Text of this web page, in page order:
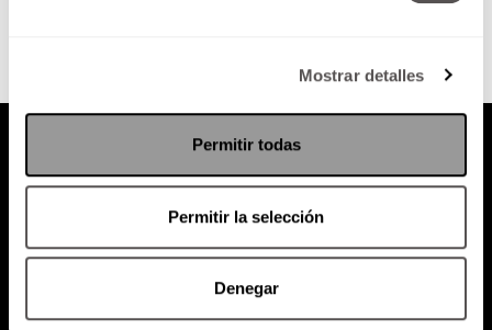
Mostrar detalles
Permitir todas
Permitir la selección
Denegar
Atención al cliente (suscripciones)
Política de Privacidad